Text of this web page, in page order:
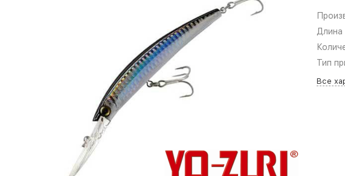
Тип
Все